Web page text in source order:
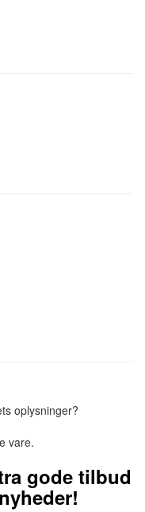
oplysninger?
vare.
gode tilbud